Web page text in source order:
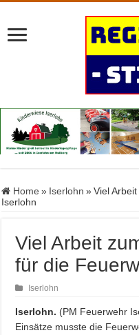
Home » Iserlohn » Viel
Iserlohn
Viel Arbeit
für die
Iserlohn
Iserlohn. (PM Feuerwehr
Einsätze musste die